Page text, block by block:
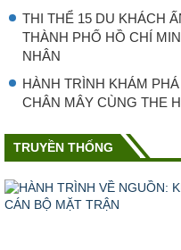
THI THỂ 15 DU KHÁCH
THÀNH PHỐ HỒ CHÍ
NHÂN
HÀNH TRÌNH KHÁM
CHÂN MÂY CÙNG THE
TRUYỀN THỐNG